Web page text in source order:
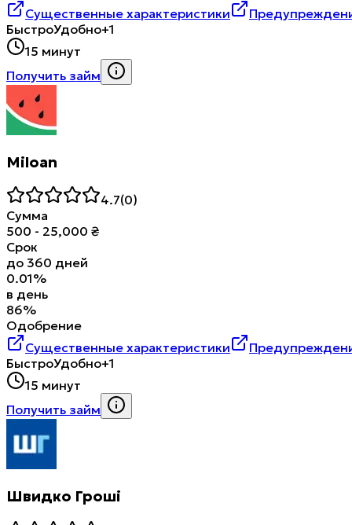
Существенные характеристики
БыстроУдобно+1
15 минут
Получить займ
Miloan
4.7(0)
Сумма
500 - 25,000 ₴
Срок
до 360 дней
0.01%
в день
86%
Одобрение
Существенные характеристики
БыстроУдобно+1
15 минут
Получить займ
Швидко Гроші